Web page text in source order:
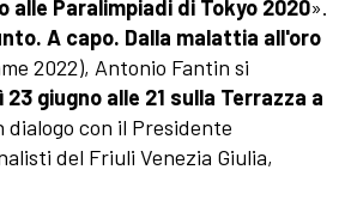
alle Paralimpiadi di Tokyo 2020».
A capo. Dalla malattia all'oro
2022), Antonio Fantin si
23 giugno alle 21 sulla Terrazza a
dialogo con il Presidente
del Friuli Venezia Giulia,